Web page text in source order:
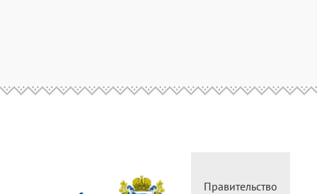
Правительство